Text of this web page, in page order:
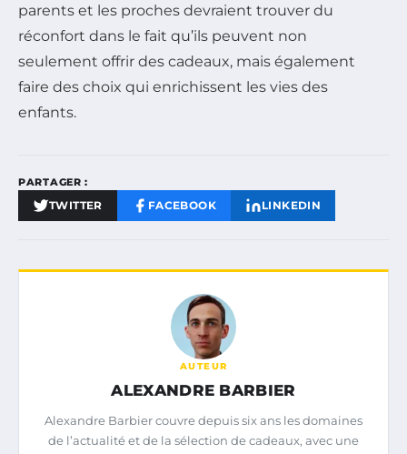
parents et les proches devraient trouver du
réconfort dans le fait qu’ils peuvent non
seulement offrir des cadeaux, mais également
faire des choix qui enrichissent les vies des
enfants.
PARTAGER :
TWITTER FACEBOOK LINKEDIN
AUTEUR
ALEXANDRE BARBIER
Alexandre Barbier couvre depuis six ans les domaines
de l’actualité et de la sélection de cadeaux, avec une